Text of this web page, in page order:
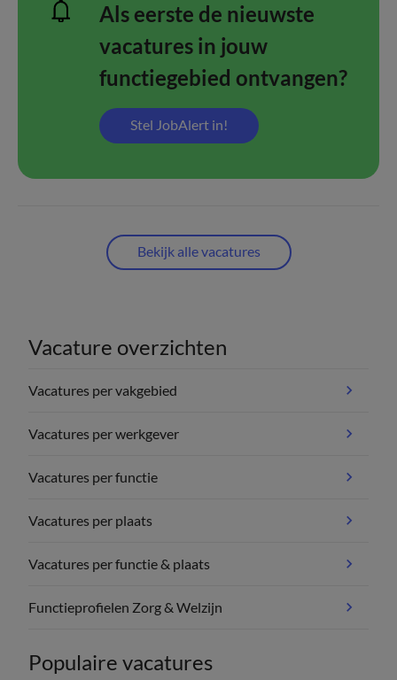
Als eerste de nieuwste
vacatures in jouw
functiegebied ontvangen?
Stel JobAlert in!
Bekijk alle vacatures
Vacature overzichten
Vacatures per vakgebied
Vacatures per werkgever
Vacatures per functie
Vacatures per plaats
Vacatures per functie & plaats
Functieprofielen Zorg & Welzijn
Populaire vacatures